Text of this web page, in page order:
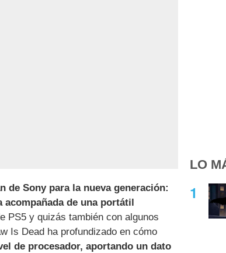
de Sony para la nueva generación:
de una portátil
PS5 y quizás también con algunos
Is Dead ha profundizado en cómo
de procesador, aportando un dato
LO